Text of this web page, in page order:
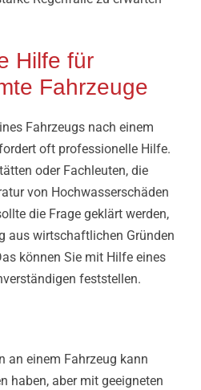
Hilfe für
Fahrzeuge
Fahrzeugs nach einem
oft professionelle Hilfe.
oder Fachleuten, die
von Hochwasserschäden
die Frage geklärt werden,
aus wirtschaftlichen Gründen
können Sie mit Hilfe eines
feststellen.
an einem Fahrzeug kann
haben, aber mit geeigneten